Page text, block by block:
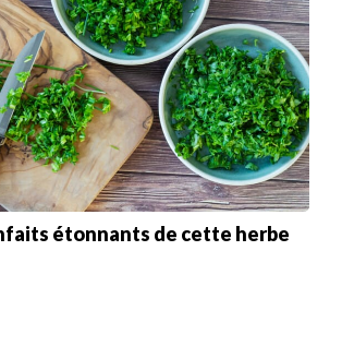
étonnants de cette herbe